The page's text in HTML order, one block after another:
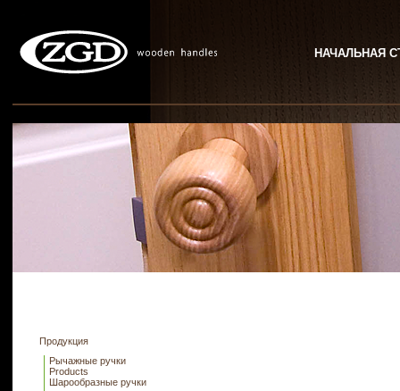
НАЧАЛЬНАЯ
Продукция
Рычажные ручки
Products
Шарообразные ручки